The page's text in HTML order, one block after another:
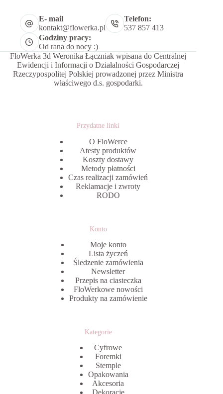
E- mail
kontakt@flowerka.pl
Telefon:
537 857 413
Godziny pracy:
Od rana do nocy :)
FloWerka 3d Weronika Łączniak wpisana do Centralnej
Ewidencji i Informacji o Działalności Gospodarczej
Rzeczypospolitej Polskiej prowadzonej przez Ministra
właściwego d.s. gospodarki.
Przydatne linki
O FloWerce
Atesty produktów
Koszty dostawy
Metody płatności
Czas realizacji zamówień
Reklamacje i zwroty
RODO
Konto
Moje konto
Lista życzeń
Śledzenie zamówienia
Newsletter
Przepis na ciasteczka
FloWerkowe nowości
Produkty na zamówienie
Kategorie
Cyfrowe
Foremki
Stemple
Opakowania
Akcesoria
Dekoracje